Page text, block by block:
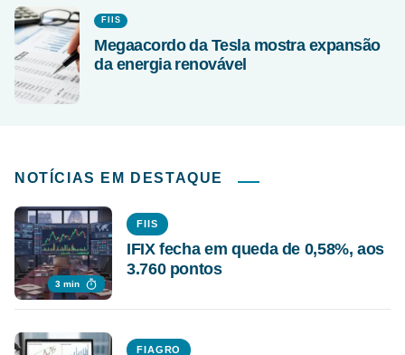
FIIS
Megaacordo da Tesla mostra expansão
da energia renovável
NOTÍCIAS EM DESTAQUE
3 min
FIIS
IFIX fecha em queda de 0,58%, aos
3.760 pontos
FIAGRO